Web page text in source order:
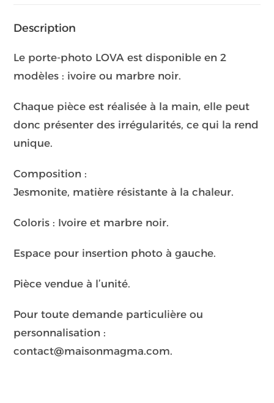
Description
Le porte-photo LOVA est disponible en 2
modèles : ivoire ou marbre noir.
Chaque pièce est réalisée à la main, elle peut
donc présenter des irrégularités, ce qui la rend
unique.
Composition :
Jesmonite, matière résistante à la chaleur.
Coloris : Ivoire et marbre noir.
Espace pour insertion photo à gauche.
Pièce vendue à l’unité.
Pour toute demande particulière ou
personnalisation :
contact@maisonmagma.com.